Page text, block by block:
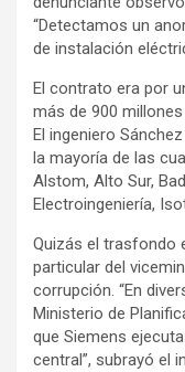
“Detectamos un
de instalación
El contrato era por
más de 900
El ingeniero
la mayoría de las
Alstom, Alto Sur,
Electroingeniería,
Quizás el trasfondo
particular del
corrupción. “En
Ministerio de
que Siemens
central”, subrayó el